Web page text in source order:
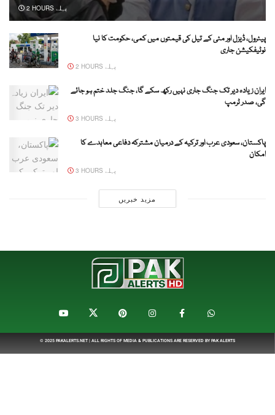
2 HOURS پہلے
پیٹرول، ڈیزل اور مٹی کے تیل کی قیمتوں میں کمی، حکومت کا نیا
نوٹیفکیشن جاری
2 HOURS پہلے
ایران زیادہ دیر تک جنگ جاری نہیں رکھ سکے گا، جنگ جلد ختم ہو جائے
گی، صدر ٹرمپ
3 HOURS پہلے
پاکستان، سعودی عرب اور ترکیہ کے درمیان مشترکہ دفاعی معاہدے کا
امکان
3 HOURS پہلے
مزید خبریں
© 2025 PAKALERTS.NET| ALL RIGHTS OF MEDIA & PUBLICATIONS ARE RESERVED BY PAK ALERTS